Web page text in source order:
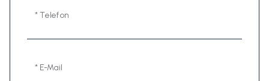
* Telefon
* E-Mail